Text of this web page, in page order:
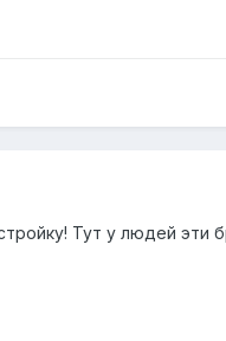
Тут у людей эти